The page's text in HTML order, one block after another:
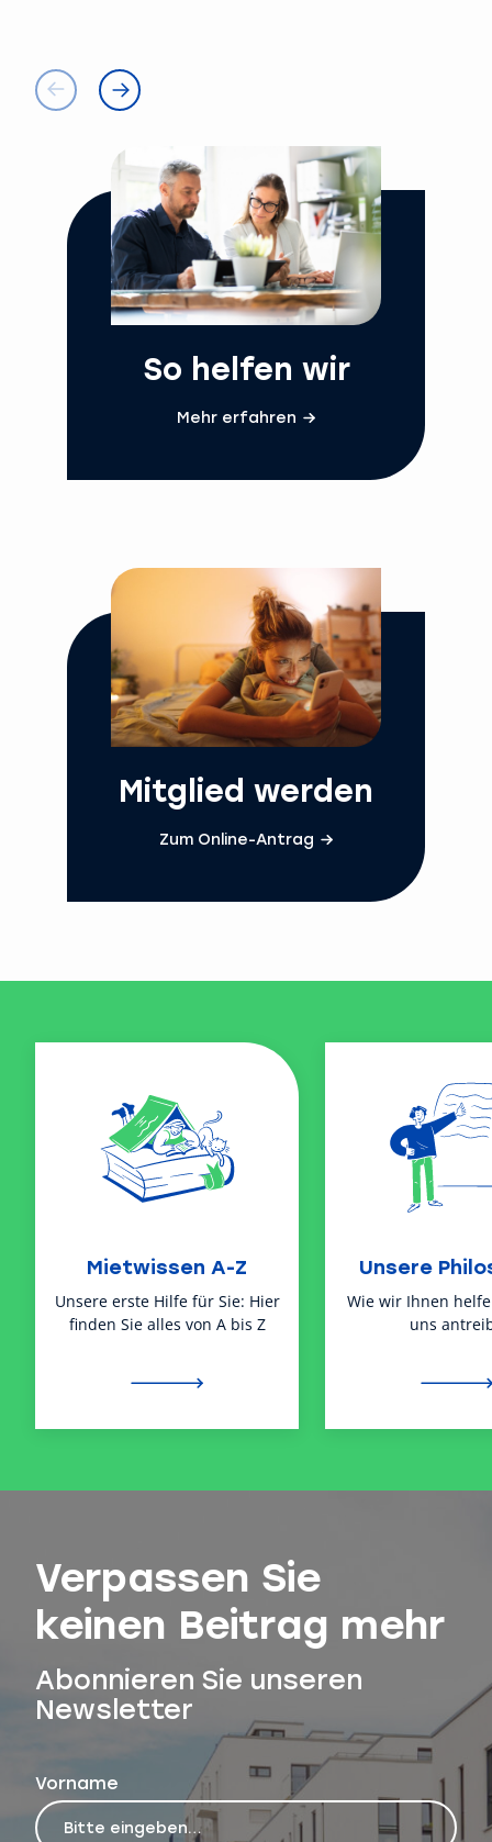
So helfen wir
Mehr erfahren
Mitglied werden
Zum Online-Antrag
Mietwissen A-Z
Unsere erste Hilfe für Sie: Hier
finden Sie alles von A bis Z
Unsere
Wie wir Ihnen
uns
Verpassen Sie
keinen Beitrag mehr
Abonnieren Sie unseren
Newsletter
Vorname